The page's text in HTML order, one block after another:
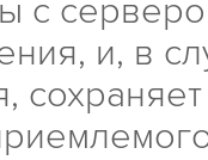
с
и, в